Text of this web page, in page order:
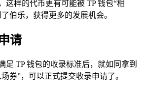
这样的代币更有可能被 TP 钱包“相
伯乐，获得更多的发展机会。
请
足 TP 钱包的收录标准后，就如同拿到
券”，可以正式提交收录申请了。